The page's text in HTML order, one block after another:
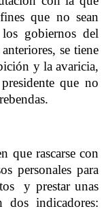
que no sean
gobiernos del
se tiene
y la avaricia,
que no
que rascarse con
personales para
y prestar unas
indicadores: